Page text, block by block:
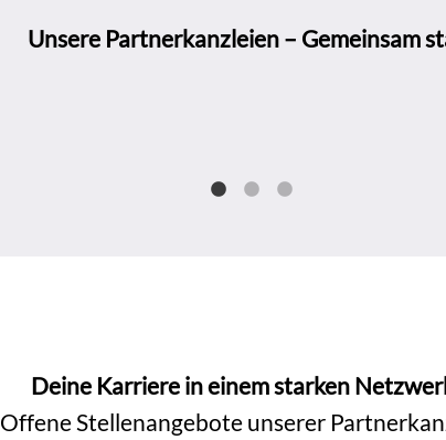
Unsere Partnerkanzleien – Gemeinsam
Deine Karriere in einem starken
Offene Stellenangebote unserer